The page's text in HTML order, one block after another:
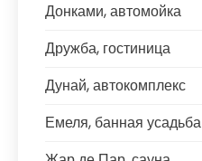
Донками, автомойка
Дружба, гостиница
Дунай, автокомплекс
Емеля, банная усадьба